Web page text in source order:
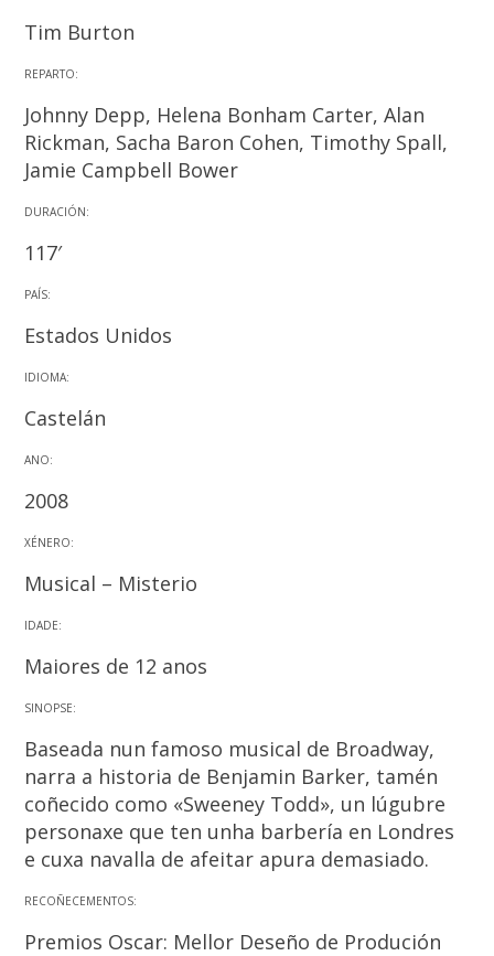
Tim Burton
REPARTO:
Johnny Depp, Helena Bonham Carter, Alan
Rickman, Sacha Baron Cohen, Timothy Spall,
Jamie Campbell Bower
DURACIÓN:
117′
PAÍS:
Estados Unidos
IDIOMA:
Castelán
ANO:
2008
XÉNERO:
Musical – Misterio
IDADE:
Maiores de 12 anos
SINOPSE:
Baseada nun famoso musical de Broadway,
narra a historia de Benjamin Barker, tamén
coñecido como «Sweeney Todd», un lúgubre
personaxe que ten unha barbería en Londres
e cuxa navalla de afeitar apura demasiado.
RECOÑECEMENTOS:
Premios Oscar: Mellor Deseño de Produción